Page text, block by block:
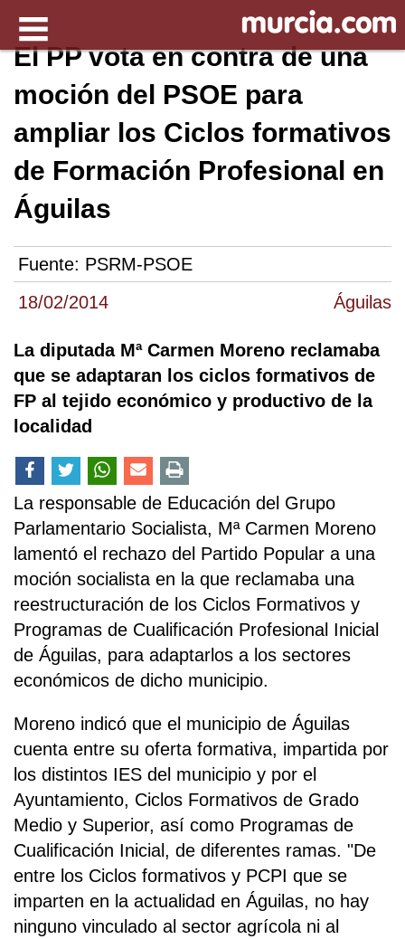
18/02/2014 Águilas
El PP vota en contra de una
moción del PSOE para
ampliar los Ciclos formativos
de Formación Profesional en
Águilas
Fuente: PSRM-PSOE
La diputada Mª Carmen Moreno reclamaba
que se adaptaran los ciclos formativos de
FP al tejido económico y productivo de la
localidad
La responsable de Educación del Grupo
Parlamentario Socialista, Mª Carmen Moreno
lamentó el rechazo del Partido Popular a una
moción socialista en la que reclamaba una
reestructuración de los Ciclos Formativos y
Programas de Cualificación Profesional Inicial
de Águilas, para adaptarlos a los sectores
económicos de dicho municipio.
Moreno indicó que el municipio de Águilas
cuenta entre su oferta formativa, impartida por
los distintos IES del municipio y por el
Ayuntamiento, Ciclos Formativos de Grado
Medio y Superior, así como Programas de
Cualificación Inicial, de diferentes ramas. "De
entre los Ciclos formativos y PCPI que se
imparten en la actualidad en Águilas, no hay
ninguno vinculado al sector agrícola ni al